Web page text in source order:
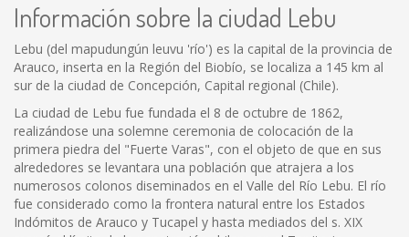
Información sobre la ciudad Lebu
Lebu (del mapudungún leuvu 'río') es la capital de la provincia de
Arauco, inserta en la Región del Biobío, se localiza a 145 km al
sur de la ciudad de Concepción, Capital regional (Chile).
La ciudad de Lebu fue fundada el 8 de octubre de 1862,
realizándose una solemne ceremonia de colocación de la
primera piedra del "Fuerte Varas", con el objeto de que en sus
alrededores se levantara una población que atrajera a los
numerosos colonos diseminados en el Valle del Río Lebu. El río
fue considerado como la frontera natural entre los Estados
Indómitos de Arauco y Tucapel y hasta mediados del s. XIX